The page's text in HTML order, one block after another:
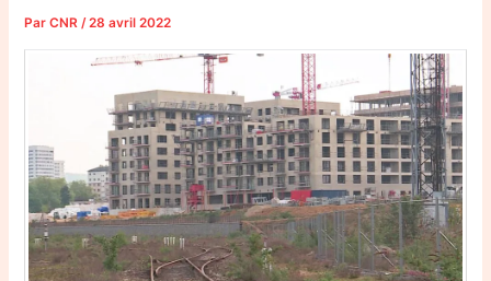
ParCNR/28 avril 2022